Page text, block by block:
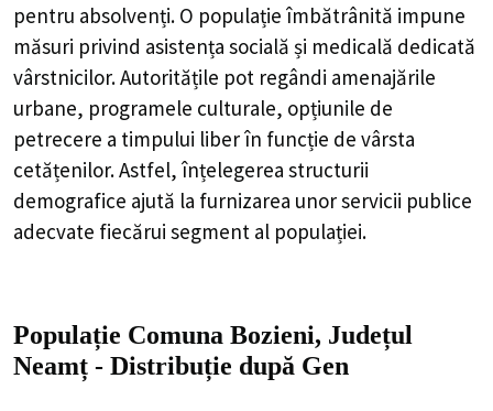
pentru absolvenți. O populație îmbătrânită impune
măsuri privind asistența socială și medicală dedicată
vârstnicilor. Autoritățile pot regândi amenajările
urbane, programele culturale, opțiunile de
petrecere a timpului liber în funcție de vârsta
cetățenilor. Astfel, înțelegerea structurii
demografice ajută la furnizarea unor servicii publice
adecvate fiecărui segment al populației.
Populație Comuna Bozieni, Județul
Neamț - Distribuție după Gen